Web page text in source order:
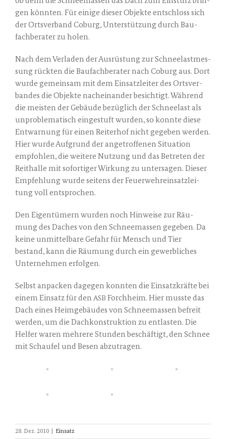
gen könn­ten. Für eini­ge die­ser Objek­te ent­schloss sich
der Orts­ver­band Coburg, Unter­stüt­zung durch Bau­
fach­be­ra­ter zu holen.
Nach dem Ver­la­den der Aus­rüs­tung zur Schnee­last­mes­
sung rück­ten die Bau­fach­be­ra­ter nach Coburg aus. Dort
wur­de gemein­sam mit dem Ein­satz­lei­ter des Orts­ver­
ban­des die Objek­te nach­ein­an­der besich­tigt. Wäh­rend
die meis­ten der Gebäu­de bezüg­lich der Schnee­last als
unpro­ble­ma­tisch ein­ge­stuft wur­den, so konn­te die­se
Ent­war­nung für einen Rei­ter­hof nicht gege­ben wer­den.
Hier wur­de Auf­grund der ange­trof­fe­nen Situa­ti­on
emp­foh­len, die wei­te­re Nut­zung und das Betre­ten der
Reit­hal­le mit sofor­ti­ger Wir­kung zu unter­sa­gen. Die­ser
Emp­feh­lung wur­de sei­tens der Feu­er­wehr­ein­satz­lei­
tung voll entsprochen.
Den Eigen­tü­mern wur­den noch Hin­wei­se zur Räu­
mung des Daches von den Schnee­mas­sen gege­ben. Da
kei­ne unmit­tel­ba­re Gefahr für Mensch und Tier
bestand, kann die Räu­mung durch ein gewerb­li­ches
Unter­neh­men erfolgen.
Selbst anpa­cken dage­gen konn­ten die Ein­satz­kräf­te bei
einem Ein­satz für den ASB Forch­heim. Hier muss­te das
Dach eines Heim­ge­bäu­des von Schnee­mas­sen befreit
wer­den, um die Dach­kon­struk­ti­on zu ent­las­ten. Die
Hel­fer waren meh­re­re Stun­den beschäf­tigt, den Schnee
mit Schau­fel und Besen abzutragen.
28. Dez. 2010 Einsatz